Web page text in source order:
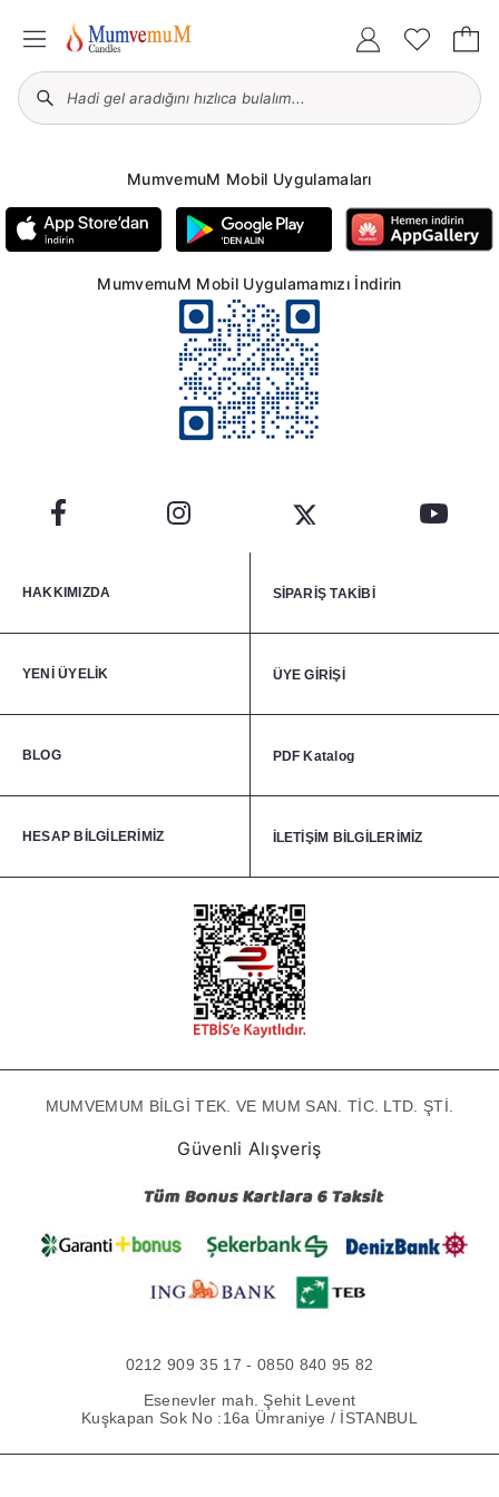
MumvemuM Mobil Uygulamaları
MumvemuM Mobil Uygulamamızı İndirin
HAKKIMIZDA SİPARİŞ TAKİBİ
YENİ ÜYELİK ÜYE GİRİŞİ
BLOG PDF Katalog
HESAP BİLGİLERİMİZ İLETİŞİM BİLGİLERİMİZ
MUMVEMUM BİLGİ TEK. VE MUM SAN. TİC. LTD. ŞTİ.
Güvenli Alışveriş
0212 909 35 17 - 0850 840 95 82
Esenevler mah. Şehit Levent
Kuşkapan Sok No :16a Ümraniye / İSTANBUL